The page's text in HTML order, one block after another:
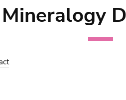
Mineralogy